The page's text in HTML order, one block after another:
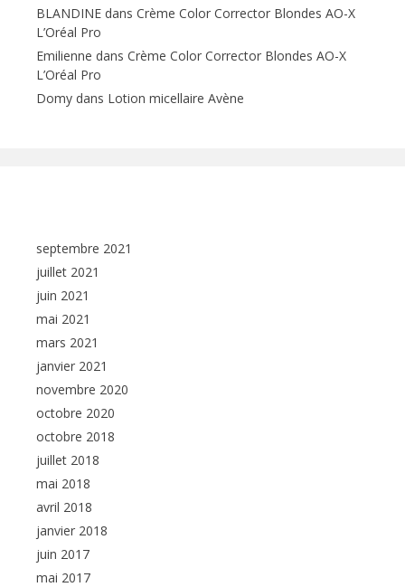
BLANDINE dans Crème Color Corrector Blondes AO-X
L’Oréal Pro
Emilienne dans Crème Color Corrector Blondes AO-X
L’Oréal Pro
Domy dans Lotion micellaire Avène
septembre 2021
juillet 2021
juin 2021
mai 2021
mars 2021
janvier 2021
novembre 2020
octobre 2020
octobre 2018
juillet 2018
mai 2018
avril 2018
janvier 2018
juin 2017
mai 2017